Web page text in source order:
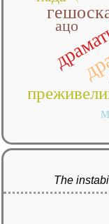
ацо
The